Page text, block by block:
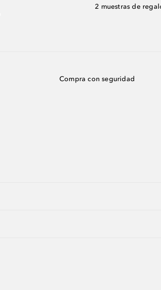
2 muestras de
Compra con seguridad